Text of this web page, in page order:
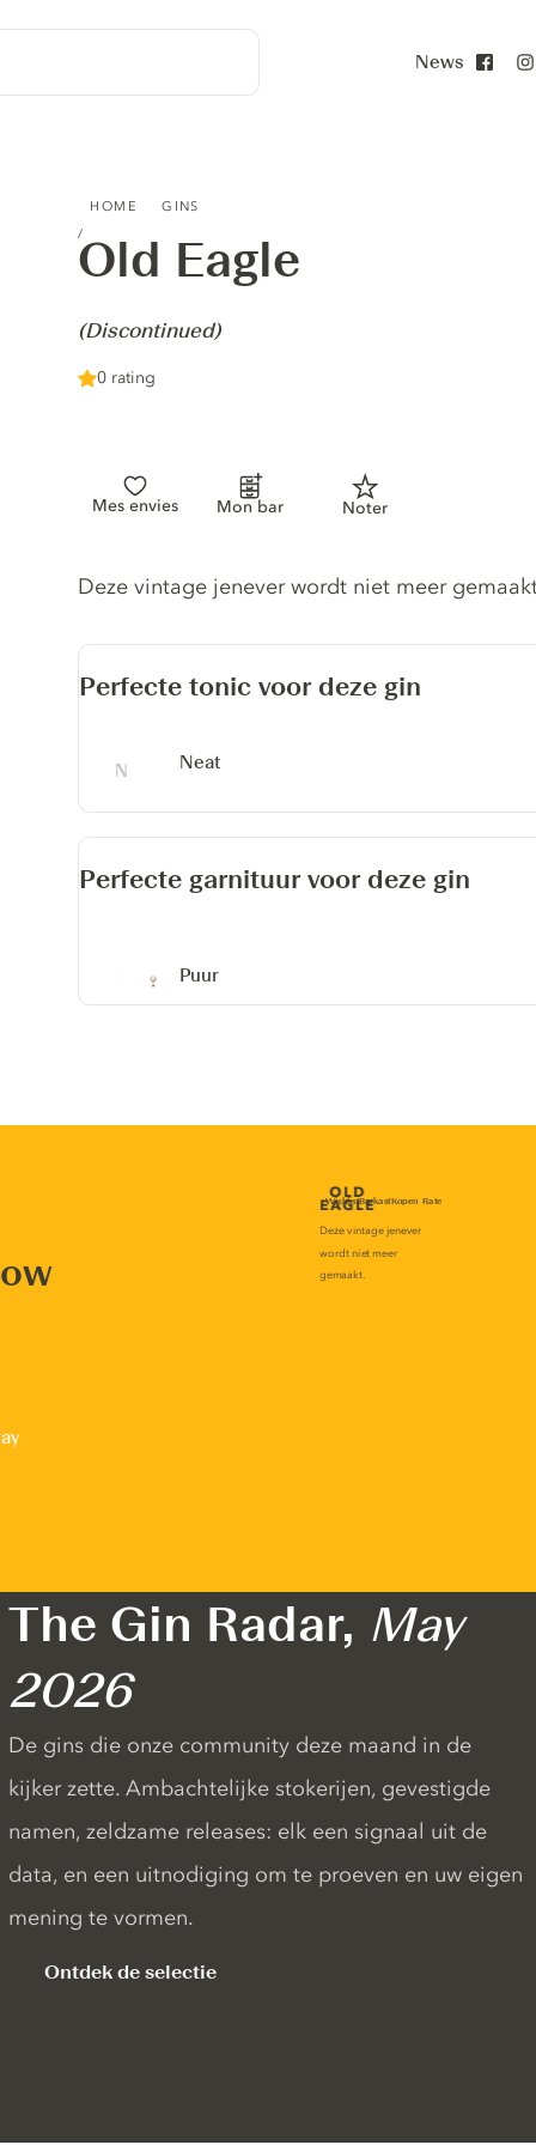
News
HOME GINS
Old Eagle
-
(Discontinued)
0 rating
Mes envies Mon bar Noter
Gin description
Deze vintage jenever wordt niet meer
Perfecte tonic voor deze gin
Neat
Perfecte garnituur voor deze gin
Puur
The Gin Radar, May
2026
De gins die onze community deze maand in de
kijker zette. Ambachtelijke stokerijen, gevestigde
namen, zeldzame releases: elk een signaal uit de
data, en een uitnodiging om te proeven en uw eigen
mening te vormen.
Ontdek de selectie